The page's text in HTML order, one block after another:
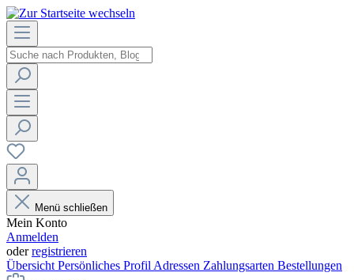
Menü schließen
Mein Konto
Anmelden
oderregistrieren
Übersicht Persönliches Profil Adressen Zahlungsarten Bestellungen